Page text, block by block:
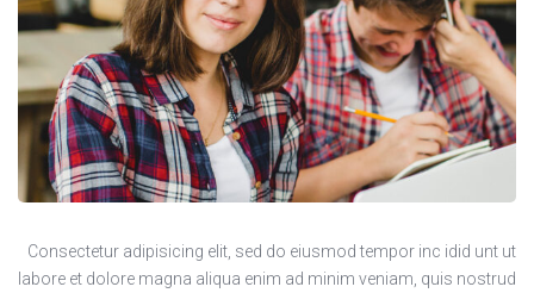
Consectetur adipisicing elit, sed do eiusmod tempor inc idid unt ut
labore et dolore magna aliqua enim ad minim veniam, quis nostrud